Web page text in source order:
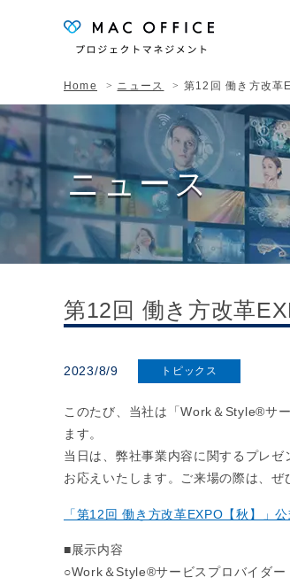
Home ニュース 第12回 働き方改革
ニュース
第12回 働き方改革
2023/8/9 トピックス
このたび、当社は「Work＆Style®サ
ます。
当日は、弊社事業内容に関するプレ
お応えいたします。ご来場の際は、ぜ
「第12回 働き方改革EXPO【秋】」
■展示内容
○Work＆Style®サービスプロバイダー